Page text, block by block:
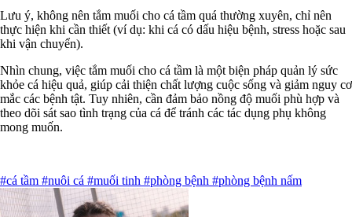
Lưu ý, không nên tắm muối cho cá tầm quá thường xuyên, chỉ nên
thực hiện khi cần thiết (ví dụ: khi cá có dấu hiệu bệnh, stress hoặc sau
khi vận chuyển).
Nhìn chung, việc tắm muối cho cá tầm là một biện pháp quản lý sức
khỏe cá hiệu quả, giúp cải thiện chất lượng cuộc sống và giảm nguy cơ
mắc các bệnh tật. Tuy nhiên, cần đảm bảo nồng độ muối phù hợp và
theo dõi sát sao tình trạng của cá để tránh các tác dụng phụ không
mong muốn.
#cá tầm #nuôi cá #muối tinh #phòng bệnh #phòng bệnh nấm